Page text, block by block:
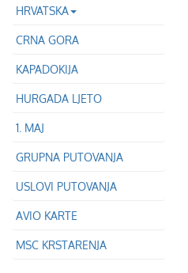
HRVATSKA
CRNA GORA
KAPADOKIJA
HURGADA LJETO
1. MAJ
GRUPNA PUTOVANJA
USLOVI PUTOVANJA
AVIO KARTE
MSC KRSTARENJA